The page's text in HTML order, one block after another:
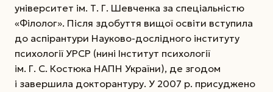
університет ім. Т. Г. Шевченка за спеціальністю
«Філолог». Після здобуття вищої освіти вступила
до аспірантури Науково-дослідного інституту
психології УРСР (нині Інститут психології
ім. Г. С. Костюка НАПН України), де згодом
і завершила докторантуру. У 2007 р. присуджено